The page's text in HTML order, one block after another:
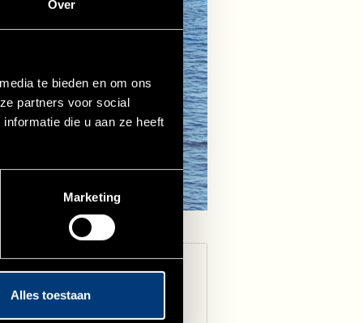
Over
te bieden en om ons
partners voor social
die u aan ze heeft
Marketing
Alles toestaan